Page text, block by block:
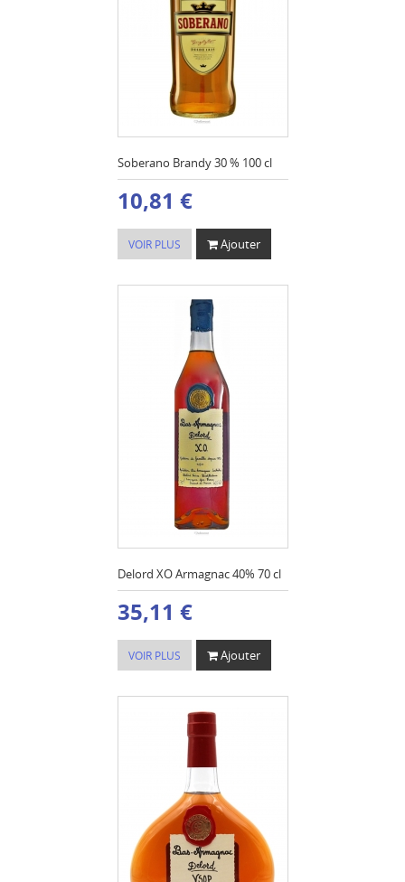
Soberano Brandy 30 % 100 cl
10,81 €
VOIR PLUS Ajouter
Delord XO Armagnac 40% 70 cl
35,11 €
VOIR PLUS Ajouter